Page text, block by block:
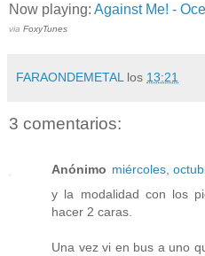
Now playing: Against Me! -
via FoxyTunes
FARAONDEMETAL los 13:21
3 comentarios:
Anónimo miércoles,
y la modalidad con los
hacer 2 caras.
Una vez vi en bus a uno